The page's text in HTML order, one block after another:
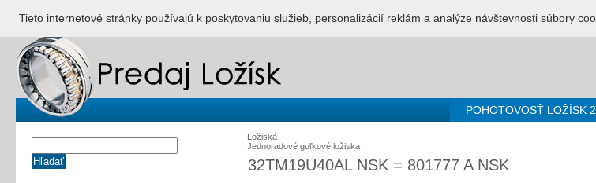
ÚVOD NONSTOP SLUŽBA PRE LOŽISKÁ - 0905 760 392
POHOTOVOSŤ LOŽÍSK
Hľadať
Ložiská
Jednoradové guľkové ložiska
32TM19U40AL NSK = 801777 A NSK
Tieto internetové stránky používajú k poskytovaniu služieb, personalizácií reklám a analýze návštevnosti súbory